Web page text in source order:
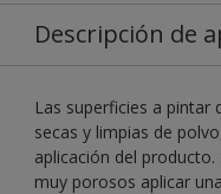
Descripción de
Las superficies a
secas y limpias de
aplicación del
muy porosos aplicar